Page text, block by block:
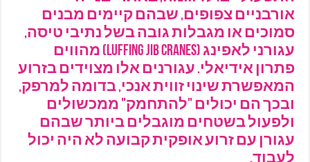
אורבניים צפופים, שבהם קיימים מבנים
סמוכים או מגבלות גובה בשל נתיבי טיסה,
עגורני לאפינג (Luffing Jib Cranes) מהווים
פתרון אידיאלי. עגורנים אלו מצוידים בזרוע
המאפשרת שינוי זווית אנכי, בדומה למרפק,
ובכך הם יכולים "להתחמק" ממכשולים
ולפעול בשטחים מוגבלים ביותר שבהם
עגורן עם זרוע אופקית קבועה לא היה יכול